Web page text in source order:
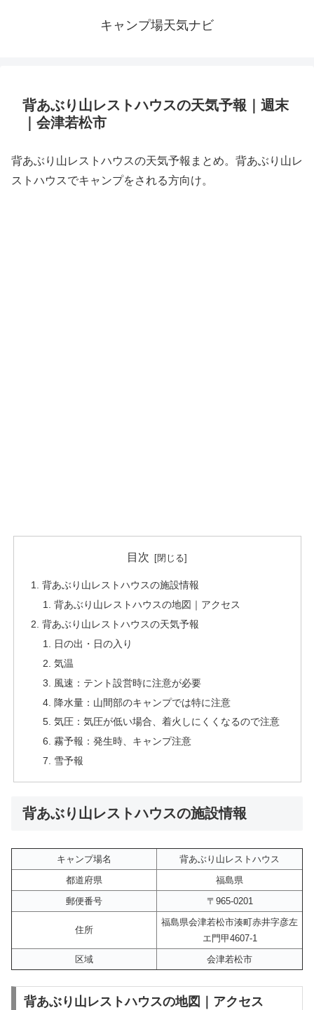
キャンプ場天気ナビ
背あぶり山レストハウスの天気予報｜週末
｜会津若松市
背あぶり山レストハウスの天気予報まとめ。背あぶり山レ
ストハウスでキャンプをされる方向け。
目次
背あぶり山レストハウスの施設情報
背あぶり山レストハウスの地図｜アクセス
背あぶり山レストハウスの天気予報
日の出・日の入り
気温
風速：テント設営時に注意が必要
降水量：山間部のキャンプでは特に注意
気圧：気圧が低い場合、着火しにくくなるので注意
霧予報：発生時、キャンプ注意
雪予報
背あぶり山レストハウスの施設情報
キャンプ場名
背あぶり山レストハウス
都道府県
福島県
郵便番号
〒965-0201
住所
福島県会津若松市湊町赤井字彦左
エ門甲4607-1
区域
会津若松市
背あぶり山レストハウスの地図｜アクセス